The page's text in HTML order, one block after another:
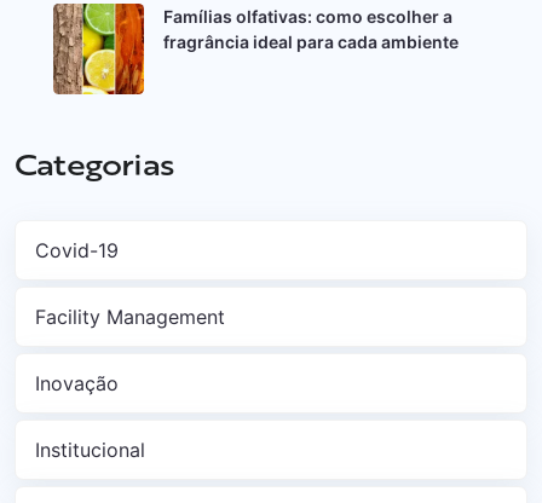
Famílias olfativas: como escolher a
fragrância ideal para cada ambiente
Categorias
Covid-19
Facility Management
Inovação
Institucional